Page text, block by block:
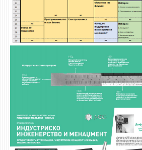
ИНФОРМАЦИИ ОД ЈАВЕН КАРАКТЕР
АНКЕТИ И САМОЕВАЛУАЦИИ
ЗАВРШНИ СМЕТКИ
ТЕЛЕФОНСКИ ИМЕНИК
ALUMNI MFS
РЕДОВНИ ПРОФ.